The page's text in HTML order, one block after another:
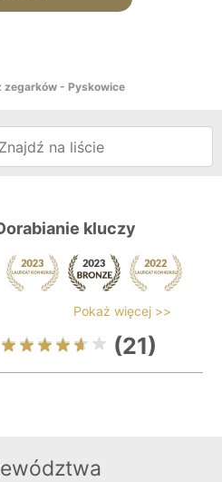
- Pyskowice
kluczy
Pokaż więcej >>
(21)